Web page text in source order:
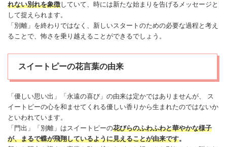
れない別れを象徴していて、時には新たな始まりを告げる メッセージ と
して捉えられます。
「別離」を終わりではなく、新しいスタートのための必要な過程と考え
ることで、怖さを乗り越えることができるでしょう。
スイートピーの花言葉の由来
「優しい思い出」「永遠の喜び」の由来は定かではありませんが、 ス
イートピーの心を和ませてくれる優しい香りから生まれたのではないか
といわれています。
「門出」「別離」はスイートピーの花びらのふわふわと華やかな様子
が、まるで蝶が飛翔しているように見えることが由来です。